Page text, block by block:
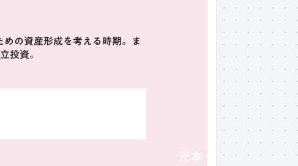
の資産形成を考える時期。ま
投資。
元本＋